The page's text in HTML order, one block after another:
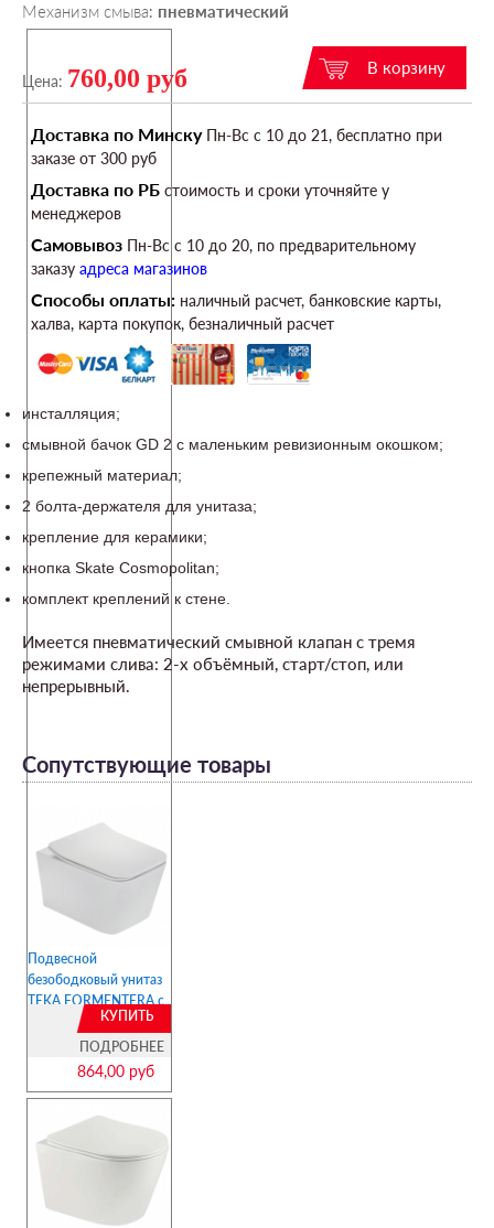
Механизм смыва: пневматический
Цена: 760,00 руб
Доставка по МинскуПн-Вс c 10 до 21, бесплатно при
заказе от 300 руб
Доставка по РБ стоимость и сроки уточняйте у
менеджеров
Самовывоз Пн-Вс c 10 до 20, по предварительному
заказу адреса магазинов
Способы оплаты: наличный расчет, банковские карты,
халва, карта покупок, безналичный расчет
инсталляция;
смывной бачок GD 2 с маленьким ревизионным окошком;
крепежный материал;
2 болта-держателя для унитаза;
крепление для керамики;
кнопка Skate Cosmopolitan;
комплект креплений к стене.
Имеется пневматический смывной клапан с тремя
режимами слива: 2-х объёмный, старт/стоп, или
непрерывный.
Сопутствующие товары
Подвесной
безободковый унитаз
TEKA FORMENTERA с
сиденьем микролифт
КУПИТЬ
ПОДРОБНЕЕ
864,00 руб